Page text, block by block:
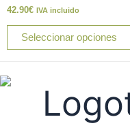
Valorado
con
0
42.90€ IVA incluido
Seleccionar opciones